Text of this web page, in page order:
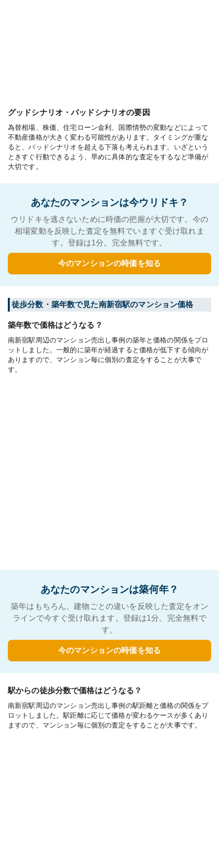
グッドシナリオ・バッドシナリオの要因
為替相場、株価、住宅ローン金利、国際情勢の変動などによって
不動産価格が大きく変わる可能性があります。タイミングが重な
ると、バッドシナリオを超える下落も考えられます。いざという
ときすぐ行動できるよう、早めに具体的な査定をするなど準備が
大切です。
あなたのマンションは今ウリドキ？
ウリドキを逃さないために時価の把握が大切です。今の
相場変動を反映した査定を無料でいますぐ受け取れま
す。登録は1分。完全無料です。
今のマンションの時価を知る
徒歩分数・築年数で見た南新宿駅のマンション価格
築年数で価格はどうなる？
南新宿駅周辺のマンション売出し事例の築年と価格の関係をプロ
ットしました。一般的に築年が経過すると価格が低下する傾向が
ありますので、マンション毎に個別の査定をすることが大事で
す。
あなたのマンションは築何年？
築年はもちろん、建物ごとの違いを反映した査定をオン
ラインで今すぐ受け取れます。登録は1分。完全無料で
す。
今のマンションの時価を知る
駅からの徒歩分数で価格はどうなる？
南新宿駅周辺のマンション売出し事例の駅距離と価格の関係をプ
ロットしました。駅距離に応じて価格が変わるケースが多くあり
ますので、マンション毎に個別の査定をすることが大事です。